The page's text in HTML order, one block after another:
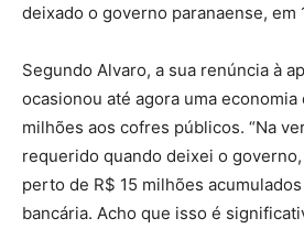
deixado o governo paranaense, em
Segundo Alvaro, a sua renúncia à
ocasionou até agora uma economia
milhões aos cofres públicos. “Na
requerido quando deixei o
perto de R$ 15 milhões
bancária. Acho que isso é